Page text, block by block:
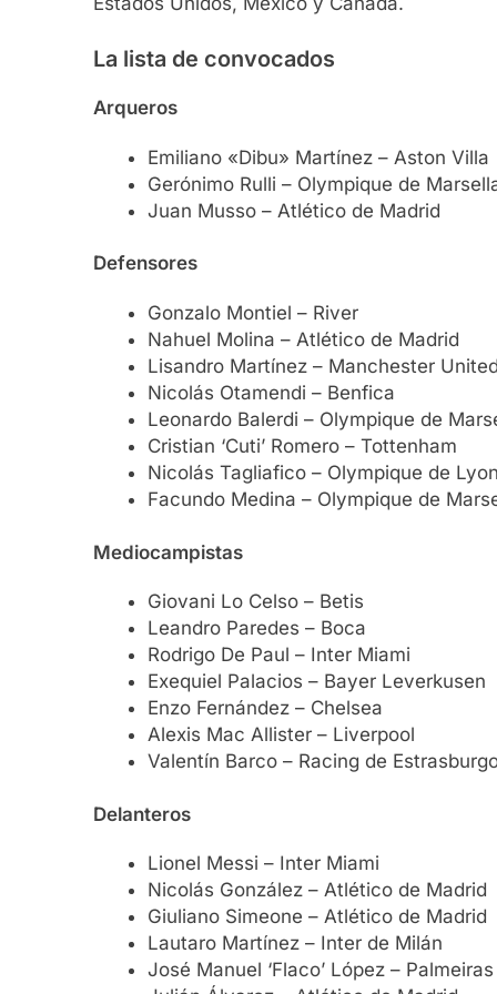
La lista de convocados
Arqueros
Emiliano «Dibu» Martínez – Aston Villa
Gerónimo Rulli – Olympique de
Juan Musso – Atlético de Madrid
Defensores
Gonzalo Montiel – River
Nahuel Molina – Atlético de Madrid
Lisandro Martínez – Manchester United
Nicolás Otamendi – Benfica
Leonardo Balerdi – Olympique de
Cristian ‘Cuti’ Romero – Tottenham
Nicolás Tagliafico – Olympique de Lyon
Facundo Medina – Olympique de
Mediocampistas
Giovani Lo Celso – Betis
Leandro Paredes – Boca
Rodrigo De Paul – Inter Miami
Exequiel Palacios – Bayer Leverkusen
Enzo Fernández – Chelsea
Alexis Mac Allister – Liverpool
Valentín Barco – Racing de
Delanteros
Lionel Messi – Inter Miami
Nicolás González – Atlético de Madrid
Giuliano Simeone – Atlético de Madrid
Lautaro Martínez – Inter de Milán
José Manuel ‘Flaco’ López – Palmeiras